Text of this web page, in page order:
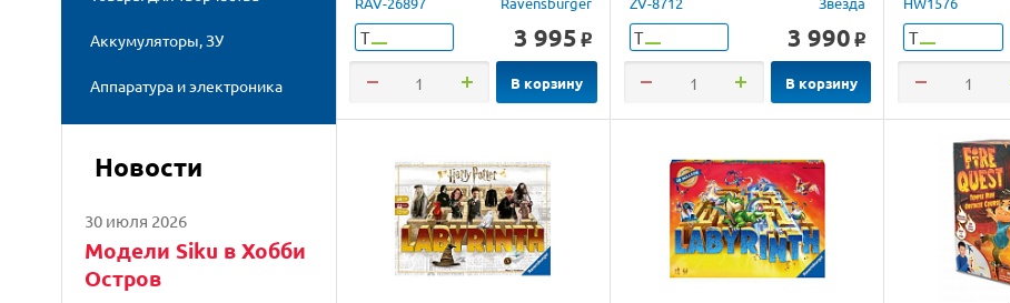
Аккумуляторы, ЗУ
Аппаратура и электроника
Новости
30 июля 2026
Модели Siku в Хобби
Остров
Т 3 995 o
В корзину
Т 3 990 o
В корзину
Т